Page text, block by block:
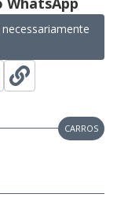
necessariamente
CARROS